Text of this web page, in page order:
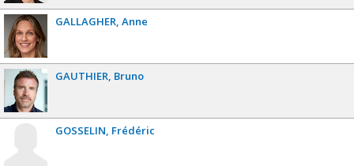
GALLAGHER Anne
GAUTHIER Bruno
GOSSELIN Frédéric